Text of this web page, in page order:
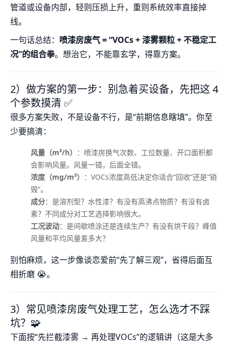
管道或设备内部，轻则压损上升，重则系统效率直接掉
线。
一句话总结： 喷漆房废气 = “VOCs + 漆雾颗粒 + 不稳定工
况”的组合拳。想治它，不能靠玄学，得靠方案。
2）做方案的第一步：别急着买设备，先把这 4
个参数摸清 ✅
很多方案失败，不是设备不行，是“前期信息瞎填”。你至
少要搞清：
风量（m³/h） ：喷漆房换气次数、工位数量、开口面积都
会影响风量。风量一错，后面全错。
浓度（mg/m³） ：VOCs浓度高低决定你适合“回收”还是“销
毁”。
成分：是溶剂型？水性漆？有没有高沸点物质？有没有卤
素？不同成分对工艺选择影响很大。
工况波动：是间歇喷涂还是连续生产？有没有烘干段？峰值
风量和平均风量差多大？
别怕麻烦，这一步像谈恋爱前“先了解三观”，省得后面互
相折磨 😭。
3）常见喷漆房废气处理工艺，怎么选才不踩
坑？🧩
下面按“先拦截漆雾 → 再处理VOCs”的逻辑讲（这是大多